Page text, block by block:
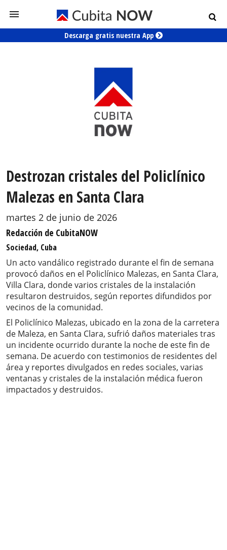
Descarga gratis nuestra App
Destrozan cristales del Policlínico
Malezas en Santa Clara
martes 2 de junio de 2026
Redacción de CubitaNOW
Sociedad, Cuba
Un acto vandálico registrado durante el fin de semana
provocó daños en el Policlínico Malezas, en Santa Clara,
Villa Clara, donde varios cristales de la instalación
resultaron destruidos, según reportes difundidos por
vecinos de la comunidad.
El Policlínico Malezas, ubicado en la zona de la carretera
de Maleza, en Santa Clara, sufrió daños materiales tras
un incidente ocurrido durante la noche de este fin de
semana. De acuerdo con testimonios de residentes del
área y reportes divulgados en redes sociales, varias
ventanas y cristales de la instalación médica fueron
impactados y destruidos.